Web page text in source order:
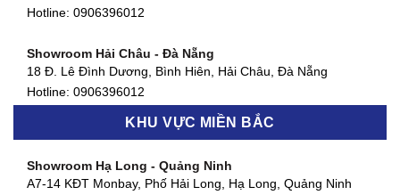
127 Khánh Hội, Phường 3, Quận 4,TP. HCM
Showroom Quận 7 - TP. HCM
877 Huỳnh Tấn Phát, Phú Thuận, Quận 7, TP HCM
Hotline:0906396012
580 Phan Văn Trị, Phường 7, Quận 5, TP HCM
Hotline:0906396012
Hotline: 0906396012
Showroom Hải Châu - Đà Nẵng
18 Đ. Lê Đình Dương, Bình Hiên, Hải Châu, Đà Nẵng
Hotline: 0906396012
Showroom Thanh Khê - Đà Nẵng
Hotline:0906396012
KHU VỰC MIỀN BẮC
Showroom Hạ Long - Quảng Ninh
A7-14 KĐT Monbay, Phố Hải Long, Hạ Long, Quảng Ninh